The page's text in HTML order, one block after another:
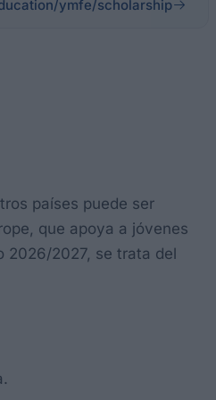
ymfe/scholarship
países puede ser
que apoya a jóvenes
2026/2027, se trata del